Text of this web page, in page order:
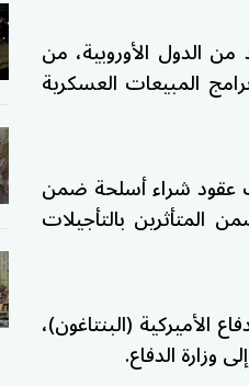
الدول الأوروبية، من
المبيعات العسكرية
عقود شراء أسلحة ضمن
المتأثرين بالتأجيلات
الأميركية (البنتاغون)،
وزارة الدفاع.